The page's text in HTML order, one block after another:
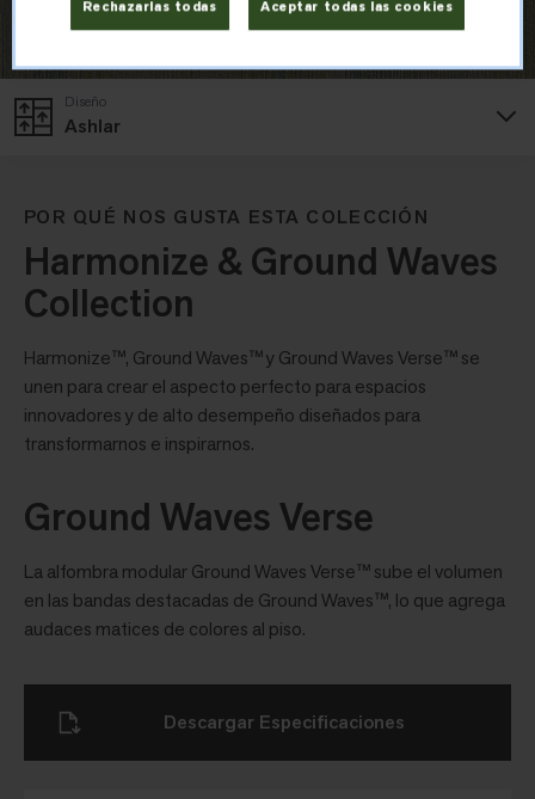
Ashlar
Diseño
POR QUÉ NOS GUSTA ESTA COLECCIÓN
Harmonize & Ground Waves
Collection
Harmonize™, Ground Waves™ y Ground Waves Verse™ se
unen para crear el aspecto perfecto para espacios
innovadores y de alto desempeño diseñados para
transformarnos e inspirarnos.
Ground Waves Verse
La alfombra modular Ground Waves Verse™ sube el volumen
en las bandas destacadas de Ground Waves™, lo que agrega
audaces matices de colores al piso.
Descargar Especificaciones
Rechazarlas todas Aceptar todas las cookies